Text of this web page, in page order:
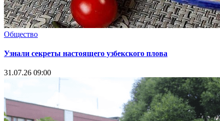
Общество
Узнали секреты настоящего узбекского плова
31.07.26 09:00